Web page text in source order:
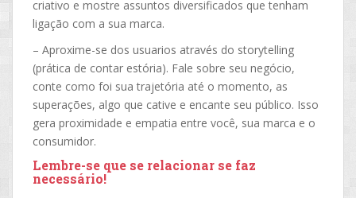
criativo e mostre assuntos diversificados que tenham
ligação com a sua marca.
– Aproxime-se dos usuarios através do storytelling
(prática de contar estória). Fale sobre seu negócio,
conte como foi sua trajetória até o momento, as
superações, algo que cative e encante seu público. Isso
gera proximidade e empatia entre você, sua marca e o
consumidor.
Lembre-se que se relacionar se faz
necessário!